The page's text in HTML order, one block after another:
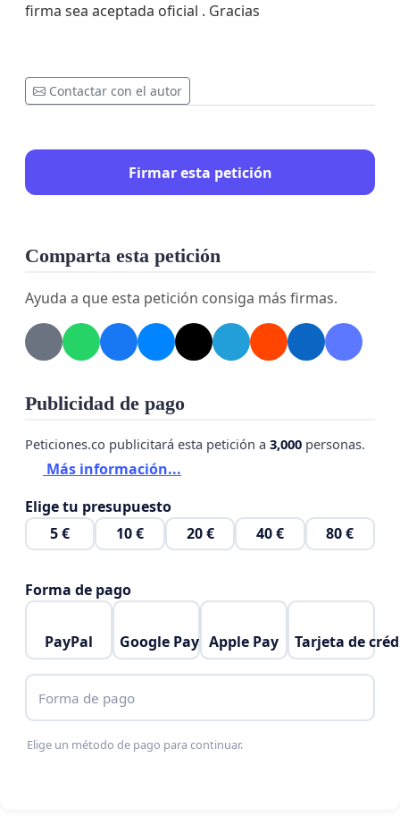
firma sea aceptada oficial . Gracias
Contactar con el autor
Firmar esta petición
Comparta esta petición
Ayuda a que esta petición consiga más firmas.
Publicidad de pago
Peticiones.co publicitará esta petición a 3,000 personas.
Más información...
Elige tu presupuesto
5 €
10 € 20 € 40 € 80 €
Forma de pago
PayPal Google Pay Apple Pay Tarjeta de
Forma de pago
Elige un método de pago para continuar.